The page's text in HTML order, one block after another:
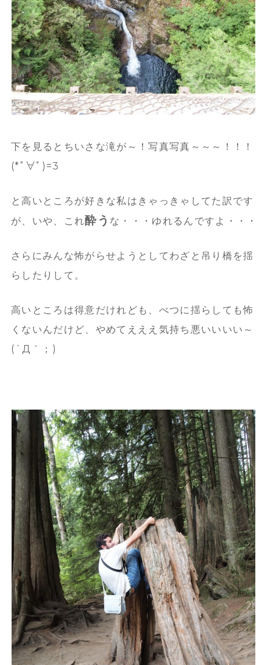
下を見るとちいさな滝が～！写真写真～～～！！！
(*ﾟ∀ﾟ)=3
と高いところが好きな私はきゃっきゃしてた訳です
が、いや、これ酔う な・・・ゆれるんですよ・・・
さらにみんな怖がらせようとしてわざと吊り橋を揺
らしたりして。
高いところは得意だけれども、べつに揺らしても怖
くないんだけど、 やめてえええ気持ち悪いいいい～
(´Д｀；)